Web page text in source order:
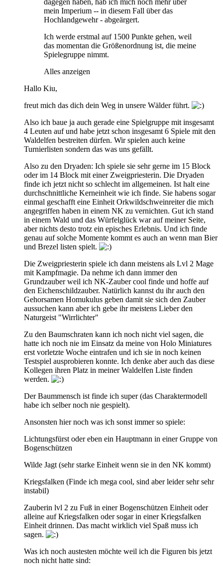
mein Imperium -- in diesem Fall über das
Hochlandgewehr - abgeärgert.
Ich werde erstmal auf 1500 Punkte gehen, weil
das momentan die Größenordnung ist, die meine
Spielegruppe nimmt.
Alles anzeigen
Hallo Kiu,
freut mich das dich dein Weg in unsere Wälder führt.
Also ich baue ja auch gerade eine Spielgruppe mit insgesamt
4 Leuten auf und habe jetzt schon insgesamt 6 Spiele mit den
Waldelfen bestreiten dürfen. Wir spielen auch keine
Turnierlisten sondern das was uns gefällt.
Also zu den Dryaden: Ich spiele sie sehr gerne im 15 Block
oder im 14 Block mit einer Zweigpriesterin. Die Dryaden
finde ich jetzt nicht so schlecht im allgemeinen. Ist halt eine
durchschnittliche Kerneinheit wie ich finde. Sie habens sogar
einmal geschafft eine Einheit Orkwildschweinreiter die mich
angegriffen haben in einem NK zu vernichten. Gut ich stand
in einem Wald und das Würfelglück war auf meiner Seite,
aber nichts desto trotz ein episches Erlebnis. Und ich finde
genau auf solche Momente kommt es auch an wenn man Bier
und Brezel listen spielt.
Die Zweigpriesterin spiele ich dann meistens als Lvl 2 Mage
mit Kampfmagie. Da nehme ich dann immer den
Grundzauber weil ich NK-Zauber cool finde und hoffe auf
den Eichenschildzauber. Natürlich kannst du ihr auch den
Gehorsamen Homukulus geben damit sie sich den Zauber
aussuchen kann aber ich gebe ihr meistens Lieber den
Naturgeist "Wirrlichter"
Zu den Baumschraten kann ich noch nicht viel sagen, die
hatte ich noch nie im Einsatz da meine von Holo Miniatures
erst vorletzte Woche eintrafen und ich sie in noch keinen
Testspiel ausprobieren konnte. Ich denke aber auch das diese
Kollegen ihren Platz in meiner Waldelfen Liste finden
werden.
Der Baummensch ist finde ich super (das Charaktermodell
habe ich selber noch nie gespielt).
Ansonsten hier noch was ich sonst immer so spiele:
Lichtungsfürst oder eben ein Hauptmann in einer Gruppe von
Bogenschützen
Wilde Jagt (sehr starke Einheit wenn sie in den NK kommt)
Kriegsfalken (Finde ich mega cool, sind aber leider sehr sehr
instabil)
Zauberin lvl 2 zu Fuß in einer Bogenschützen Einheit oder
alleine auf Kriegsfalken oder sogar in einer Kriegsfalken
Einheit drinnen. Das macht wirklich viel Spaß muss ich
sagen.
Was ich noch austesten möchte weil ich die Figuren bis jetzt
noch nicht hatte sind: